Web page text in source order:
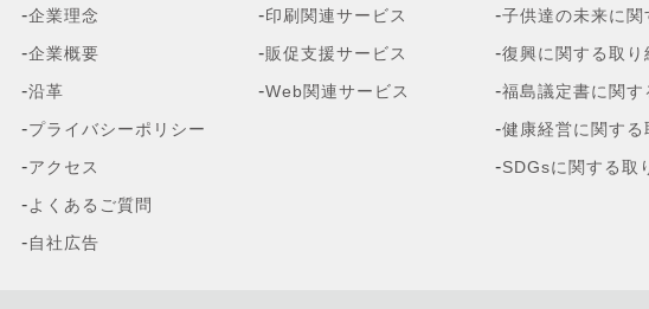
-企業理念 -印刷関連サービス -子供達の未来に関
-企業概要 -販促支援サービス -復興に関する取り
-沿革 -Web関連サービス -福島議定書に関す
-プライバシーポリシー -健康経営に関する
-アクセス -SDGsに関する取
-よくあるご質問
-自社広告